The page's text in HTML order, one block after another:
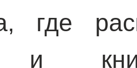
где
и книг